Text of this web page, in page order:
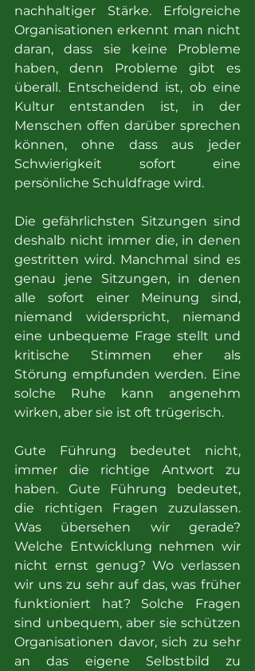
nachhaltiger Stärke. Erfolgreiche
Organisationen erkennt man nicht
daran, dass sie keine Probleme
haben, denn Probleme gibt es
überall. Entscheidend ist, ob eine
Kultur entstanden ist, in der
Menschen offen darüber sprechen
können, ohne dass aus jeder
Schwierigkeit sofort eine
persönliche Schuldfrage wird.
Die gefährlichsten Sitzungen sind
deshalb nicht immer die, in denen
gestritten wird. Manchmal sind es
genau jene Sitzungen, in denen
alle sofort einer Meinung sind,
niemand widerspricht, niemand
eine unbequeme Frage stellt und
kritische Stimmen eher als
Störung empfunden werden. Eine
solche Ruhe kann angenehm
wirken, aber sie ist oft trügerisch.
Gute Führung bedeutet nicht,
immer die richtige Antwort zu
haben. Gute Führung bedeutet,
die richtigen Fragen zuzulassen.
Was übersehen wir gerade?
Welche Entwicklung nehmen wir
nicht ernst genug? Wo verlassen
wir uns zu sehr auf das, was früher
funktioniert hat? Solche Fragen
sind unbequem, aber sie schützen
Organisationen davor, sich zu sehr
an das eigene Selbstbild zu